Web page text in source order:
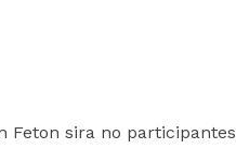
Feton sira no participantes